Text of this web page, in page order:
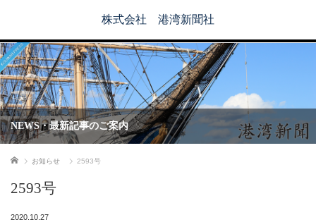
株式会社 港湾新聞社
NEWS・最新記事のご案内
ホーム お知らせ 2593号
2593号
2020.10.27